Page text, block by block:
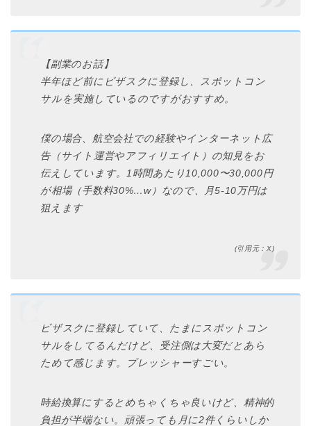
【副業のお話】
半年ほど前にビザスクに登録し、スポットコン
サルを実施しているのですがおすすめ。
僕の場合、航空会社での経験やインターネット広
告（サイト運営やアフィリエイト）の知見をお
伝えしています。1時間あたり10,000〜30,000円
が相場（手数料30%…w）なので、月5-10万円は
狙えます
(引用元：X)
ビザスクに登録していて、たまにスポットコン
サルをしてるんだけど、受注側は大変だとあら
ためて感じます。プレッシャーすごい。
時給換算にするとめちゃくちゃ良いけど、精神的
負担が半端ない。頑張っても月に2件くらいしか